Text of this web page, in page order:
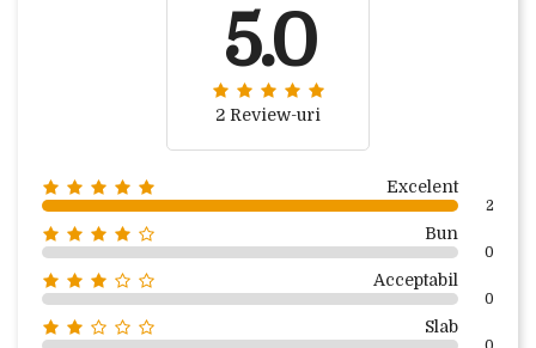
5.0
2 Review-uri
Excelent
2
Bun
0
Acceptabil
0
Slab